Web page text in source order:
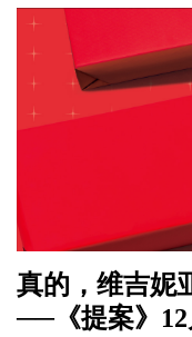
真的，维吉妮
──《提案》